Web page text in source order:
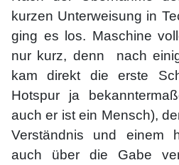
kurzen Unterweisung in
ging es los. Maschine
nur kurz, denn nach
kam direkt die erste
Hotspur ja
auch er ist ein Mensch),
Verständnis und einem
auch über die Gabe